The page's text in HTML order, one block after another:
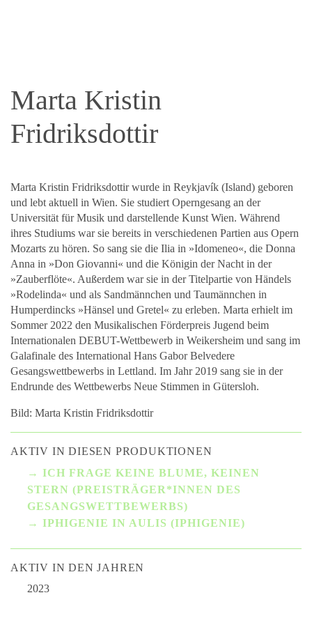
Marta Kristin
Fridriksdottir
Marta Kristin Fridriksdottir wurde in Reykjavík (Island) geboren
und lebt aktuell in Wien. Sie studiert Operngesang an der
Universität für Musik und darstellende Kunst Wien. Während
ihres Studiums war sie bereits in verschiedenen Partien aus Opern
Mozarts zu hören. So sang sie die Ilia in »Idomeneo«, die Donna
Anna in »Don Giovanni« und die Königin der Nacht in der
»Zauberflöte«. Außerdem war sie in der Titelpartie von Händels
»Rodelinda« und als Sandmännchen und Taumännchen in
Humperdincks »Hänsel und Gretel« zu erleben. Marta erhielt im
Sommer 2022 den Musikalischen Förderpreis Jugend beim
Internationalen DEBUT-Wettbewerb in Weikersheim und sang im
Galafinale des International Hans Gabor Belvedere
Gesangswettbewerbs in Lettland. Im Jahr 2019 sang sie in der
Endrunde des Wettbewerbs Neue Stimmen in Gütersloh.
Bild: Marta Kristin Fridriksdottir
AKTIV IN DIESEN PRODUKTIONEN
ICH FRAGE KEINE BLUME, KEINEN
STERN (PREISTRÄGER*INNEN DES
GESANGSWETTBEWERBS)
IPHIGENIE IN AULIS (IPHIGENIE)
AKTIV IN DEN JAHREN
2023